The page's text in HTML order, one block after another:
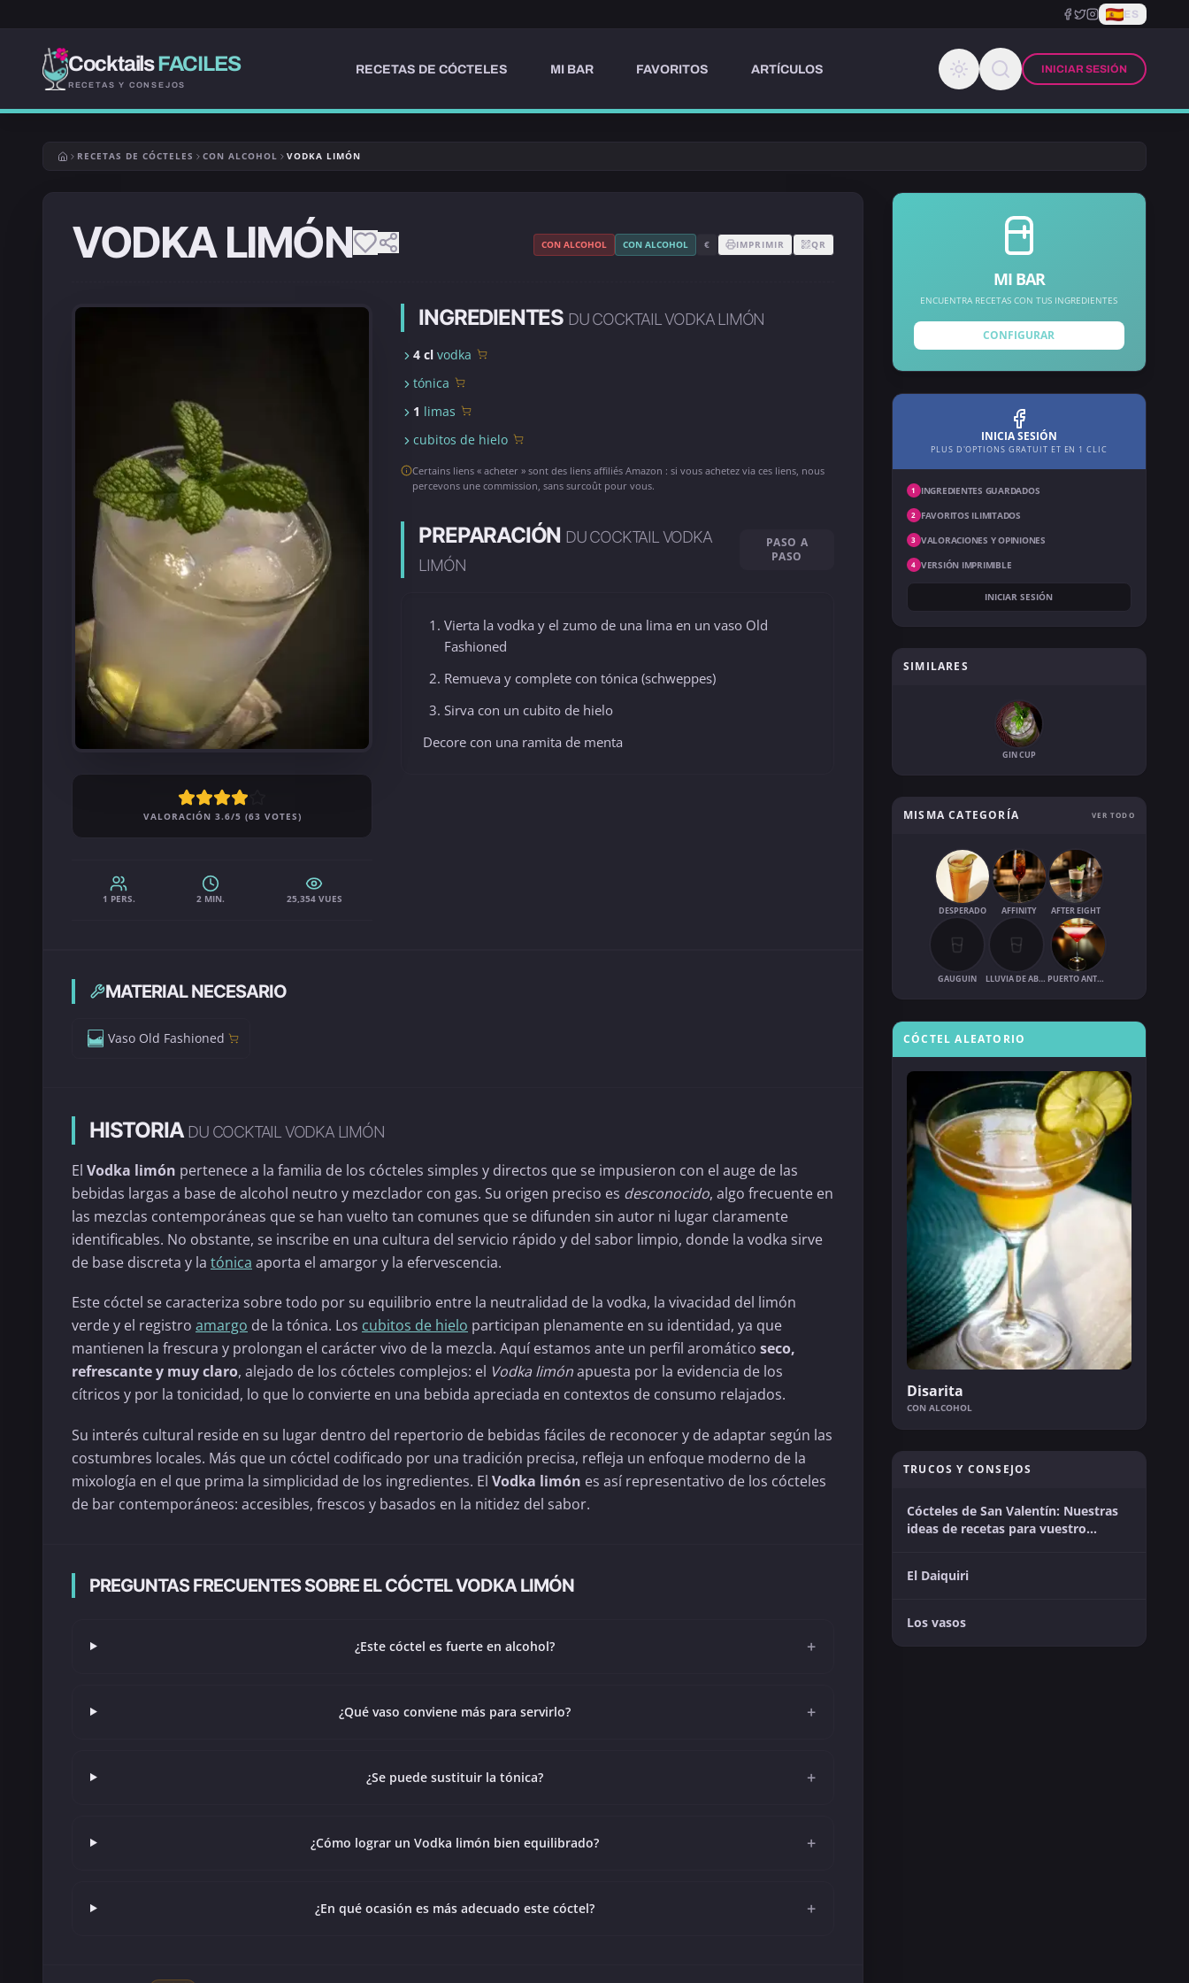
ES
CocktailsFACILES
RECETAS Y CONSEJOS
RECETAS DE CÓCTELES MI BAR FAVORITOS ARTÍCULOS INICIAR SESIÓN
RECETAS DE CÓCTELES CON ALCOHOL VODKA LIMÓN
VODKA LIMÓN CON ALCOHOL CON ALCOHOL € IMPRIMIR QR
VALORACIÓN 3.6/5 (63 VOTES)
1 PERS. 2 MIN. 25,354 VUES
INGREDIENTES DU COCKTAIL VODKA LIMÓN
4 clvodka
tónica
1 limas
cubitos de hielo
Certains liens « acheter » sont des liens affiliés Amazon : si vous achetez via ces liens, nous
percevons une commission, sans surcoût pour vous.
PREPARACIÓN DU COCKTAIL VODKA
LIMÓN
PASO A
PASO
Vierta la vodka y el zumo de una lima en un vaso Old
Fashioned
Remueva y complete con tónica (schweppes)
Sirva con un cubito de hielo
Decore con una ramita de menta
MATERIAL NECESARIO
Vaso Old Fashioned
HISTORIADU COCKTAIL VODKA LIMÓN
El Vodka limón pertenece a la familia de los cócteles simples y directos que se impusieron con el auge de las
bebidas largas a base de alcohol neutro y mezclador con gas. Su origen preciso es desconocido, algo frecuente en
las mezclas contemporáneas que se han vuelto tan comunes que se difunden sin autor ni lugar claramente
identificables. No obstante, se inscribe en una cultura del servicio rápido y del sabor limpio, donde la vodka sirve
de base discreta y la tónica aporta el amargor y la efervescencia.
Este cóctel se caracteriza sobre todo por su equilibrio entre la neutralidad de la vodka, la vivacidad del limón
verde y el registro amargo de la tónica. Los cubitos de hielo participan plenamente en su identidad, ya que
mantienen la frescura y prolongan el carácter vivo de la mezcla. Aquí estamos ante un perfil aromático seco,
refrescante y muy claro, alejado de los cócteles complejos: el Vodka limónapuesta por la evidencia de los
cítricos y por la tonicidad, lo que lo convierte en una bebida apreciada en contextos de consumo relajados.
Su interés cultural reside en su lugar dentro del repertorio de bebidas fáciles de reconocer y de adaptar según las
costumbres locales. Más que un cóctel codificado por una tradición precisa, refleja un enfoque moderno de la
mixología en el que prima la simplicidad de los ingredientes. El Vodka limón es así representativo de los cócteles
de bar contemporáneos: accesibles, frescos y basados en la nitidez del sabor.
PREGUNTAS FRECUENTES SOBRE EL CÓCTEL VODKA LIMÓN
¿Este cóctel es fuerte en alcohol? +
¿Qué vaso conviene más para servirlo? +
¿Se puede sustituir la tónica? +
¿Cómo lograr un Vodka limón bien equilibrado? +
¿En qué ocasión es más adecuado este cóctel? +
MI BAR
ENCUENTRA RECETAS CON TUS INGREDIENTES
CONFIGURAR
INICIA SESIÓN
PLUS D'OPTIONS GRATUIT ET EN 1 CLIC
1 INGREDIENTES GUARDADOS
2 FAVORITOS ILIMITADOS
3 VALORACIONES Y OPINIONES
4 VERSIÓN IMPRIMIBLE
INICIAR SESIÓN
SIMILARES
GIN CUP
MISMA CATEGORÍA VER TODO
DESPERADO AFFINITY AFTER EIGHT
GAUGUIN LLUVIA DE ABRIL PUERTO ANTONIO
CÓCTEL ALEATORIO
Disarita
CON ALCOHOL
TRUCOS Y CONSEJOS
Cócteles de San Valentín: Nuestras
ideas de recetas para vuestro
El Daiquiri
Los vasos